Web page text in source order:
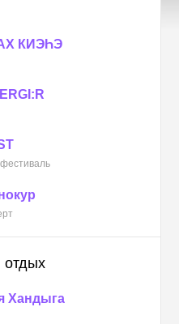
КИЭҺЭ
отдых
Хандыга